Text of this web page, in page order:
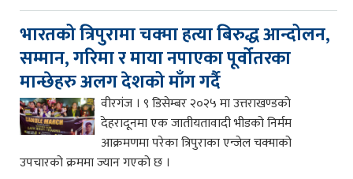
भारतको त्रिपुरामा चक्मा हत्या बिरुद्ध आन्दोलन,
सम्मान, गरिमा र माया नपाएका पूर्वोतरका
मान्छेहरु अलग देशको माँग गर्दै
वीरगंज । ९ डिसेम्बर २०२५ मा उत्तराखण्डको
देहरादूनमा एक जातीयतावादी भीडको निर्मम
आक्रमणमा परेका त्रिपुराका एन्जेल चक्माको
उपचारको क्रममा ज्यान गएको छ ।